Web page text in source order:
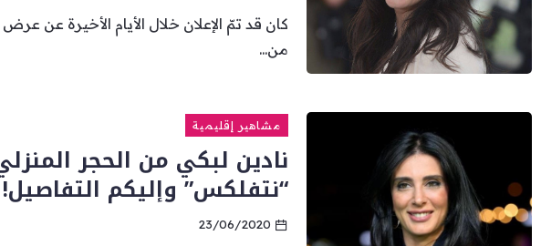
من...
مشاهير إقليمية
نادين لبكي من الحجر
“نتفلكس” وإليكم التفاصيل!
23/06/2020